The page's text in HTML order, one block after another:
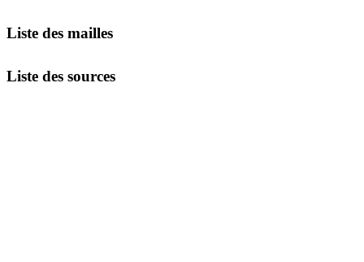
Liste des mailles
Liste des sources